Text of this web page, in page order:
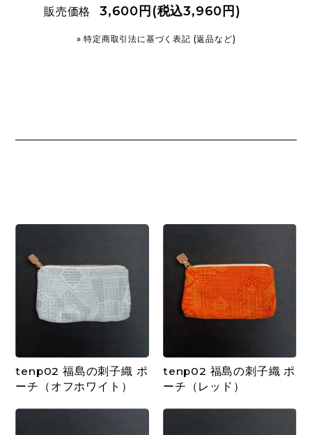
販売価格 3,600円(税込3,960円)
» 特定商取引法に基づく表記 (返品など)
tenp02 福島の刺子織 ポ
ーチ（オフホワイト）
tenp02 福島の刺子織 ポ
ーチ（レッド）